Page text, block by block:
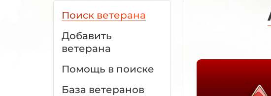
Поиск ветерана
Добавить
ветерана
Помощь в поиске
База ветеранов